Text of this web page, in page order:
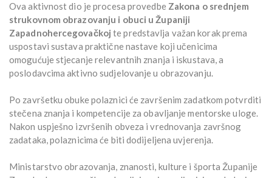
Ova aktivnost dio je procesa provedbe Zakona o srednjem
strukovnom obrazovanju i obuci u Županiji
Zapadnohercegovačkoj te predstavlja važan korak prema
uspostavi sustava praktične nastave koji učenicima
omogućuje stjecanje relevantnih znanja i iskustava, a
poslodavcima aktivno sudjelovanje u obrazovanju.
Po završetku obuke polaznici će završenim zadatkom potvrditi
stečena znanja i kompetencije za obavljanje mentorske uloge.
Nakon uspješno izvršenih obveza i vrednovanja završnog
zadataka, polaznicima će biti dodijeljena uvjerenja.
Ministarstvo obrazovanja, znanosti, kulture i športa Županije